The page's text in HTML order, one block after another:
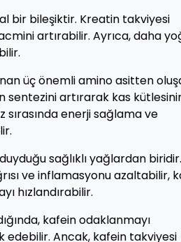
bir bileşiktir. Kreatin takviyesi
artırabilir. Ayrıca, daha
üç önemli amino asitten
sentezini artırarak kas
sırasında enerji sağlama ve
sağlıklı yağlardan biridir.
ve inflamasyonu azaltabilir,
hızlandırabilir.
kafein odaklanmayı
edebilir. Ancak, kafein takviyesi